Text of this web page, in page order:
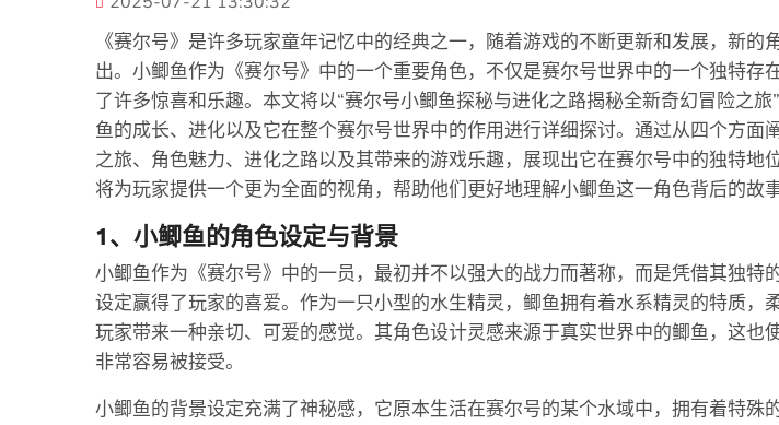
《赛尔号》是许多玩家童年记忆中的经典之一，随着游戏的不断更新和发展，新的
出。小鲫鱼作为《赛尔号》中的一个重要角色，不仅是赛尔号世界中的一个独特存
了许多惊喜和乐趣。本文将以“赛尔号小鲫鱼探秘与进化之路揭秘全新奇幻冒险之旅
鱼的成长、进化以及它在整个赛尔号世界中的作用进行详细探讨。通过从四个方面
之旅、角色魅力、进化之路以及其带来的游戏乐趣，展现出它在赛尔号中的独特地
将为玩家提供一个更为全面的视角，帮助他们更好地理解小鲫鱼这一角色背后的故事
1、小鲫鱼的角色设定与背景
小鲫鱼作为《赛尔号》中的一员，最初并不以强大的战力而著称，而是凭借其独特
设定赢得了玩家的喜爱。作为一只小型的水生精灵，鲫鱼拥有着水系精灵的特质，
玩家带来一种亲切、可爱的感觉。其角色设计灵感来源于真实世界中的鲫鱼，这也
非常容易被接受。
小鲫鱼的背景设定充满了神秘感，它原本生活在赛尔号的某个水域中，拥有着特殊